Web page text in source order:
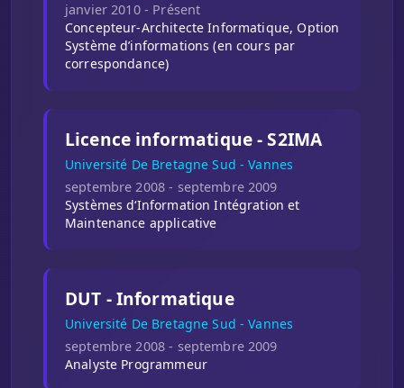
janvier 2010 - Présent
Concepteur-Architecte Informatique, Option
Système d’informations (en cours par
correspondance)
Licence informatique - S2IMA
Université De Bretagne Sud - Vannes
septembre 2008 - septembre 2009
Systèmes d‘Information Intégration et
Maintenance applicative
DUT - Informatique
Université De Bretagne Sud - Vannes
septembre 2008 - septembre 2009
Analyste Programmeur